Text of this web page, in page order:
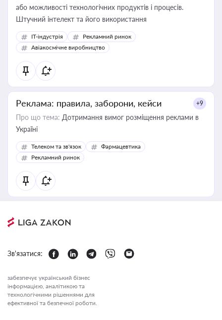
або можливості технологічних продуктів і процесів.
Штучний інтелект та його використання
IT-індустрія
Рекламний ринок
Авіакосмічне виробництво
Реклама: правила, заборони, кейси +9
Про що тема: Дотримання вимог розміщення реклами в
Україні
Телеком та зв'язок
Фармацевтика
Рекламний ринок
Зв'язатися:
забезпечує український бізнес
інформацією, аналітикою та
технологічними рішеннями для
ефективної та безпечної роботи.